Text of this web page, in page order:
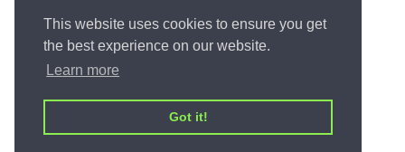
This website uses cookies to ensure you get
the best experience on our website.
Learn more
Got it!